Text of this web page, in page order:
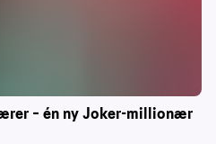
– én ny Joker-millionær